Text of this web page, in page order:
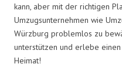
kann, aber mit der richtigen
Umzugsunternehmen wie
Würzburg problemlos zu
unterstützen und erlebe
Heimat!